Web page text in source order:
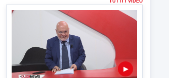
▶
LABNEWS
LabNews del 5 agosto 2026
In studio Enzo Colarusso